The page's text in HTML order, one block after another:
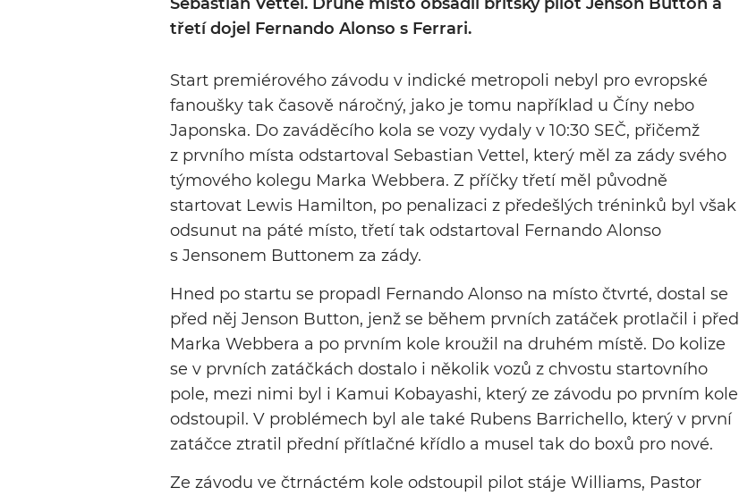
třetí dojel Fernando Alonso s Ferrari.
Start premiérového závodu v indické metropoli nebyl pro evropské
fanoušky tak časově náročný, jako je tomu například u Číny nebo
Japonska. Do zaváděcího kola se vozy vydaly v 10:30 SEČ, přičemž
z prvního místa odstartoval Sebastian Vettel, který měl za zády svého
týmového kolegu Marka Webbera. Z příčky třetí měl původně
startovat Lewis Hamilton, po penalizaci z předešlých tréninků byl však
odsunut na páté místo, třetí tak odstartoval Fernando Alonso
s Jensonem Buttonem za zády.
Hned po startu se propadl Fernando Alonso na místo čtvrté, dostal se
před něj Jenson Button, jenž se během prvních zatáček protlačil i před
Marka Webbera a po prvním kole kroužil na druhém místě. Do kolize
se v prvních zatáčkách dostalo i několik vozů z chvostu startovního
pole, mezi nimi byl i Kamui Kobayashi, který ze závodu po prvním kole
odstoupil. V problémech byl ale také Rubens Barrichello, který v první
zatáčce ztratil přední přítlačné křídlo a musel tak do boxů pro nové.
Ze závodu ve čtrnáctém kole odstoupil pilot stáje Williams, Pastor